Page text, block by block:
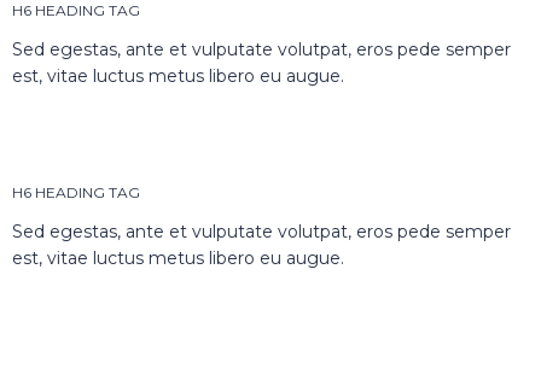
H6 HEADING TAG
Sed egestas, ante et vulputate volutpat, eros pede semper
est, vitae luctus metus libero eu augue.
H6 HEADING TAG
Sed egestas, ante et vulputate volutpat, eros pede semper
est, vitae luctus metus libero eu augue.